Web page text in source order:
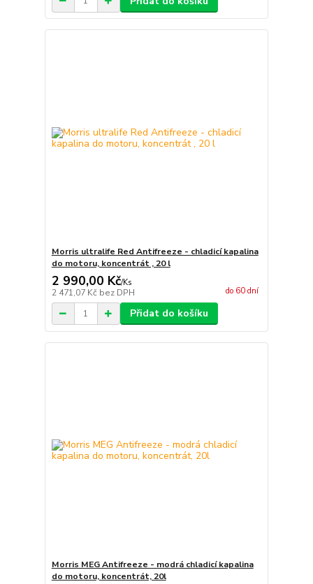
Morris ultralife Red Antifreeze - chladicí kapalina
do motoru, koncentrát , 20 l
2 990,00 Kč/Ks
2 471,07 Kč bez DPH do 60 dní
Přidat do košíku
Morris MEG Antifreeze - modrá chladicí kapalina
do motoru, koncentrát, 20l